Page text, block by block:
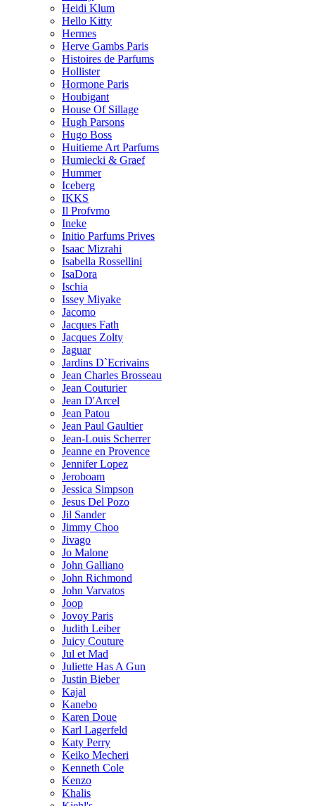
Heidi Klum
Hello Kitty
Hermes
Herve Gambs Paris
Histoires de Parfums
Hollister
Hormone Paris
Houbigant
House Of Sillage
Hugh Parsons
Hugo Boss
Huitieme Art Parfums
Humiecki & Graef
Hummer
Iceberg
IKKS
Il Profvmo
Ineke
Initio Parfums Prives
Isaac Mizrahi
Isabella Rossellini
IsaDora
Ischia
Issey Miyake
Jacomo
Jacques Fath
Jacques Zolty
Jaguar
Jardins D`Ecrivains
Jean Charles Brosseau
Jean Couturier
Jean D'Arcel
Jean Patou
Jean Paul Gaultier
Jean-Louis Scherrer
Jeanne en Provence
Jennifer Lopez
Jeroboam
Jessica Simpson
Jesus Del Pozo
Jil Sander
Jimmy Choo
Jivago
Jo Malone
John Galliano
John Richmond
John Varvatos
Joop
Jovoy Paris
Judith Leiber
Juicy Couture
Jul et Mad
Juliette Has A Gun
Justin Bieber
Kajal
Kanebo
Karen Doue
Karl Lagerfeld
Katy Perry
Keiko Mecheri
Kenneth Cole
Kenzo
Khalis